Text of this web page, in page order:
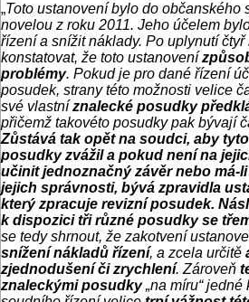
„Toto ustanovení bylo do občanského
novelou z roku 2011. Jeho účelem
řízení a snížit náklady. Po uplynutí
konstatovat, že toto ustanovení
problémy. Pokud je pro dané řízení
posudek, strany této možnosti velice
své vlastníznalecké posudky
přičemž takovéto posudky pak bývají
Zůstává tak opět na soudci, aby
posudky zvážil a pokud není na
učinit jednoznačný závěr nebo má-
jejich správnosti, bývá zpravidla
který zpracuje revizní posudek.
k dispozici tři různé posudky se
se tedy shrnout, že zakotvení
snížení nákladů řízení, a zcela určitě
zjednodušení či zrychlení. Zároveň
znaleckými posudky„na míru“ jedné